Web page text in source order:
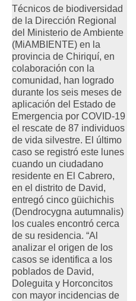
Técnicos de biodiversidad
de la Dirección Regional
del Ministerio de Ambiente
(MiAMBIENTE) en la
provincia de Chiriquí, en
colaboración con la
comunidad, han logrado
durante los seis meses de
aplicación del Estado de
Emergencia por COVID-19
el rescate de 87 individuos
de vida silvestre. El último
caso se registró este lunes
cuando un ciudadano
residente en El Cabrero,
en el distrito de David,
entregó cinco güichichis
(Dendrocygna autumnalis)
los cuales encontró cerca
de su residencia. “Al
analizar el origen de los
casos se identifica a los
poblados de David,
Doleguita y Horconcitos
con mayor incidencias de